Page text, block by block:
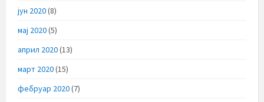
јун 2020(8)
мај 2020(5)
април 2020(13)
март 2020(15)
фебруар 2020(7)